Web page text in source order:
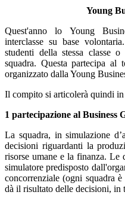
Young
Quest'anno lo Young
interclasse su base
studenti della stessa classe
squadra. Questa partecipa al
organizzato dalla Young
Il compito si articolerà quindi
1 partecipazione al Business
La squadra, in simulazione
decisioni riguardanti la
risorse umane e la finanza. Le
simulatore predisposto
concorrenziale (ogni squadra
dà il risultato delle decisioni, in